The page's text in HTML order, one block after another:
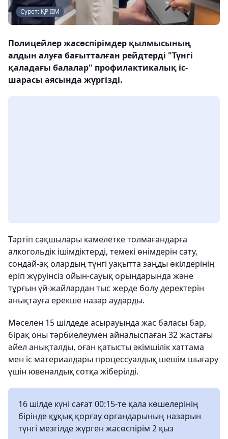
Сурет: ҚР ІІМ
Полицейлер жасөспірімдер қылмысының
алдын алуға бағытталған рейдтерді "Түнгі
қаладағы балалар" профилактикалық іс-
шарасы аясында жүргізді.
Тәртіп сақшылары кәмелетке толмағандарға
алкогольдік ішімдіктерді, темекі өнімдерін сату,
сондай-ақ олардың түнгі уақытта заңды өкілдерінің
еріп жүруінсіз ойын-сауық орындарында және
тұрғын үй-жайлардан тыс жерде болу деректерін
анықтауға ерекше назар аударды.
Мәселен 15 шілдеде асырауында жас баласы бар,
бірақ оны тәрбиелеумен айналыспаған 32 жастағы
әйел анықталды, оған қатысты әкімшілік хаттама
мен іс материалдары процессуалдық шешім шығару
үшін ювеналдық сотқа жіберілді.
16 шілде күні сағат 00:15-те қала көшелерінің
бірінде құқық қорғау органдарының назарын
түнгі мезгілде жүрген жасөспірім 2 қыз